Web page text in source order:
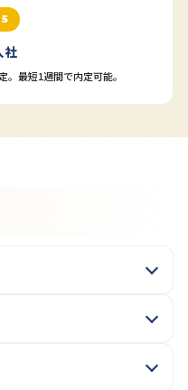
社
最短1週間で内定可能。